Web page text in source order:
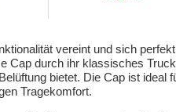
vereint und sich
Cap durch ihr klassisches
bietet. Die Cap ist ideal
Tragekomfort.